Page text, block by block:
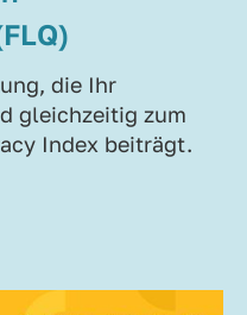
die Ihr
gleichzeitig zum
Index beiträgt.